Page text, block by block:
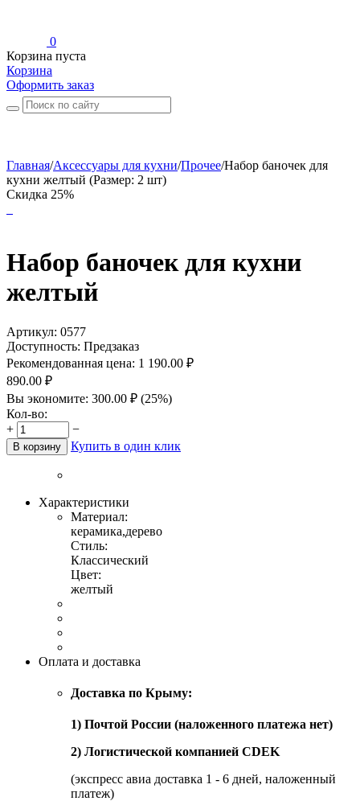
0
Корзина пуста
Корзина
Оформить заказ
Главная/Аксессуары для кухни/Прочее/Набор баночек для
кухни желтый (Размер: 2 шт)
Скидка 25%
Набор баночек для кухни
желтый
Артикул: 0577
Доступность: Предзаказ
Рекомендованная цена: 1 190.00 ₽
890.00 ₽
Вы экономите: 300.00 ₽ (25%)
Кол-во:
+
−
В корзину Купить в один клик
Характеристики
Материал:
керамика,дерево
Стиль:
Классический
Цвет:
желтый
Оплата и доставка
Доставка по Крыму:
1) Почтой России (наложенного платежа нет)
2) Логистической компанией CDEK
(экспресс авиа доставка 1 - 6 дней, наложенный
платеж)